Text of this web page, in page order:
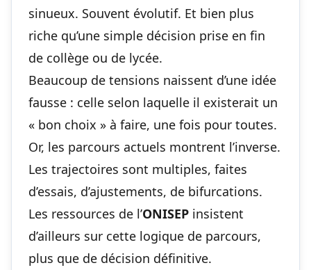
sinueux. Souvent évolutif. Et bien plus
riche qu’une simple décision prise en fin
de collège ou de lycée.
Beaucoup de tensions naissent d’une idée
fausse : celle selon laquelle il existerait un
« bon choix » à faire, une fois pour toutes.
Or, les parcours actuels montrent l’inverse.
Les trajectoires sont multiples, faites
d’essais, d’ajustements, de bifurcations.
Les ressources de l’ONISEP insistent
d’ailleurs sur cette logique de parcours,
plus que de décision définitive.